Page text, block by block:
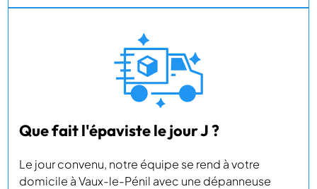
Que fait l'épaviste le jour J ?
Le jour convenu, notre équipe se rend à votre
domicile à Vaux-le-Pénil avec une dépanneuse